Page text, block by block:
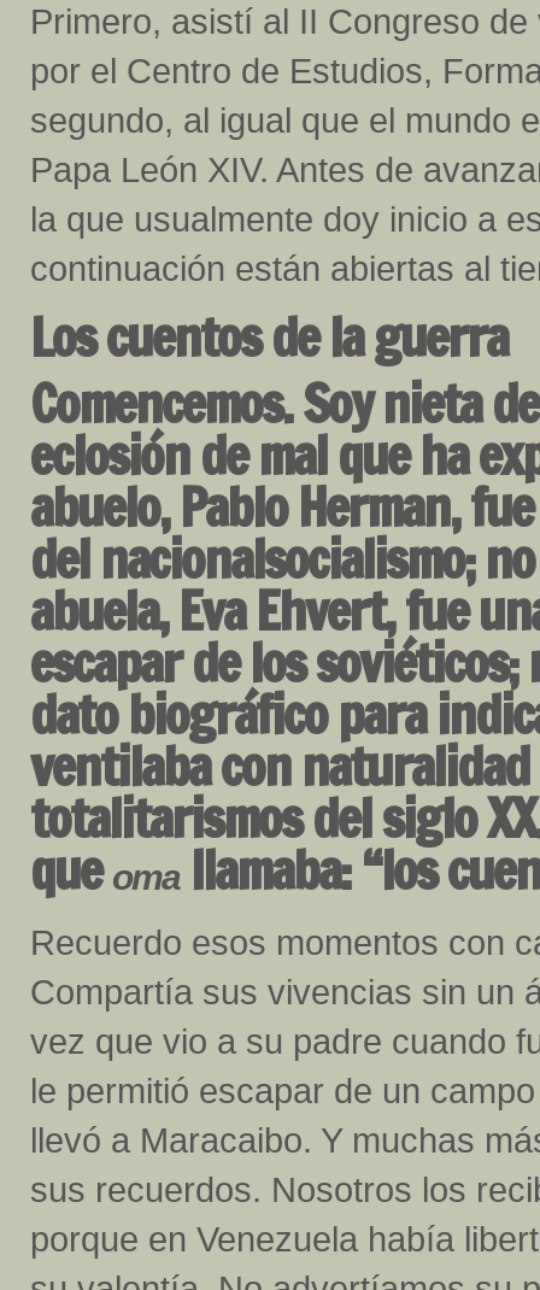
Primero, asistí al II Congreso
por el Centro de Estudios,
segundo, al igual que el mundo
Papa León XIV. Antes de
la que usualmente doy inicio a
continuación están abiertas al
Los cuentos de la guerra
Comencemos. Soy nieta
eclosión de mal que ha
abuelo, Pablo Herman,
del nacionalsocialismo;
abuela, Eva Ehvert, fue
escapar de los
dato biográfico para
ventilaba con
totalitarismos del siglo
que omallamaba: “los
Recuerdo esos momentos con
Compartía sus vivencias sin un
vez que vio a su padre cuando
le permitió escapar de un
llevó a Maracaibo. Y muchas
sus recuerdos. Nosotros los
porque en Venezuela había